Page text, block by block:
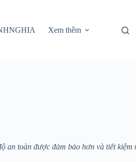
Xem thêm
an toàn được đảm bảo hơn và tiết